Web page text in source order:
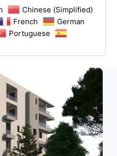
Chinese (Simplified)
French
German
Portuguese